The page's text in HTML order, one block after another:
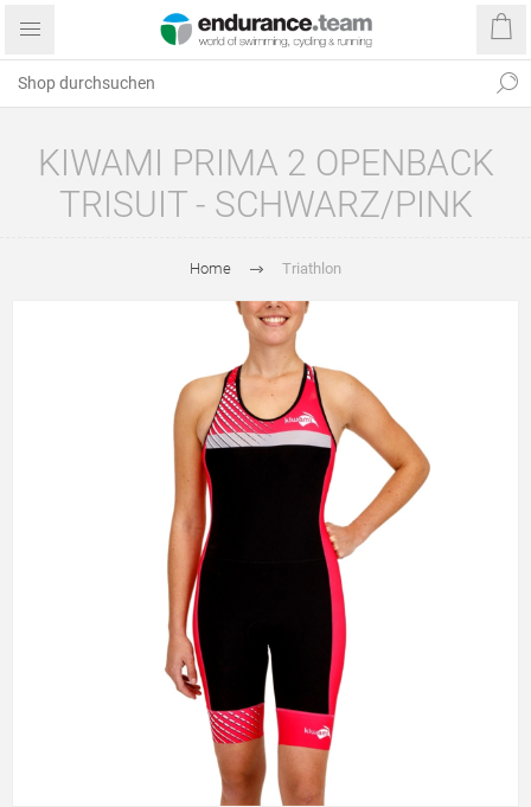
KIWAMI PRIMA 2 OPENBACK
TRISUIT - SCHWARZ/PINK
Home Triathlon